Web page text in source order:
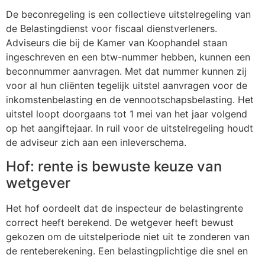
De beconregeling is een collectieve uitstelregeling van
de Belastingdienst voor fiscaal dienstverleners.
Adviseurs die bij de Kamer van Koophandel staan
ingeschreven en een btw-nummer hebben, kunnen een
beconnummer aanvragen. Met dat nummer kunnen zij
voor al hun cliënten tegelijk uitstel aanvragen voor de
inkomstenbelasting en de vennootschapsbelasting. Het
uitstel loopt doorgaans tot 1 mei van het jaar volgend
op het aangiftejaar. In ruil voor de uitstelregeling houdt
de adviseur zich aan een inleverschema.
Hof: rente is bewuste keuze van
wetgever
Het hof oordeelt dat de inspecteur de belastingrente
correct heeft berekend. De wetgever heeft bewust
gekozen om de uitstelperiode niet uit te zonderen van
de renteberekening. Een belastingplichtige die snel en